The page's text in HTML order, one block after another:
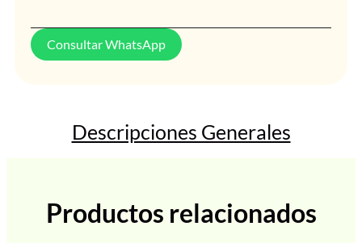
Consultar WhatsApp
Descripciones Generales
Productos relacionados